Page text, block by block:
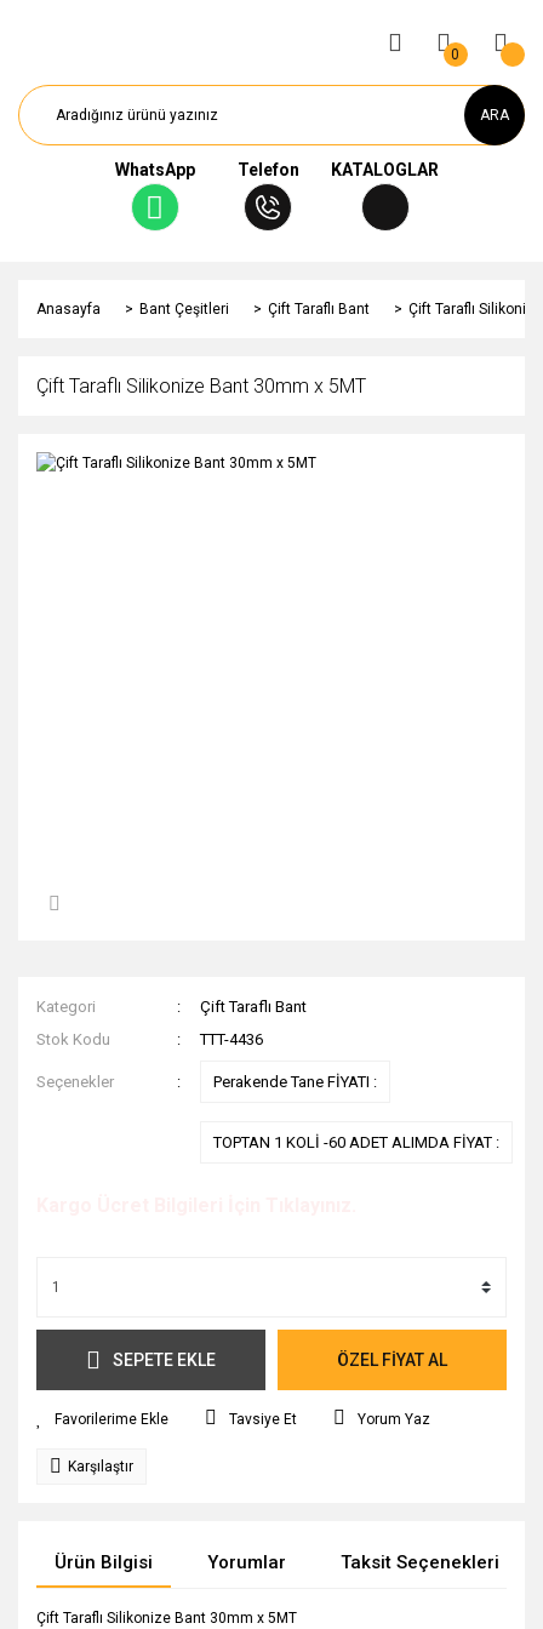
ARA
WhatsApp Telefon KATALOGLAR
0
Anasayfa Bant Çeşitleri Çift Taraflı Bant Çift Taraflı
Çift Taraflı Silikonize Bant 30mm x 5MT
Kategori
Çift Taraflı Bant
Stok Kodu
TTT-4436
Seçenekler Perakende Tane FİYATI :
TOPTAN 1 KOLİ -60 ADET ALIMDA FİYAT :
SEPETE EKLE ÖZEL FİYAT AL
Tavsiye Et Yorum Yaz
Karşılaştır
Ürün Bilgisi Yorumlar Taksit Seçenekleri
Çift Taraflı Silikonize Bant 30mm x 5MT